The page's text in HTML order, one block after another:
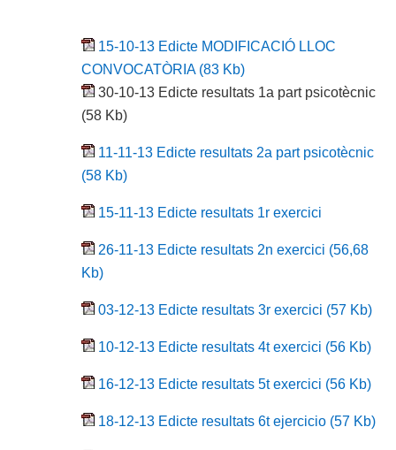
15-10-13 Edicte MODIFICACIÓ LLOC
CONVOCATÒRIA (83 Kb)
30-10-13 Edicte resultats 1a part psicotècnic
(58 Kb)
11-11-13 Edicte resultats 2a part psicotècnic
(58 Kb)
15-11-13 Edicte resultats 1r exercici
26-11-13 Edicte resultats 2n exercici (56,68
Kb)
03-12-13 Edicte resultats 3r exercici (57 Kb)
10-12-13 Edicte resultats 4t exercici (56 Kb)
16-12-13 Edicte resultats 5t exercici (56 Kb)
18-12-13 Edicte resultats 6t ejercicio (57 Kb)